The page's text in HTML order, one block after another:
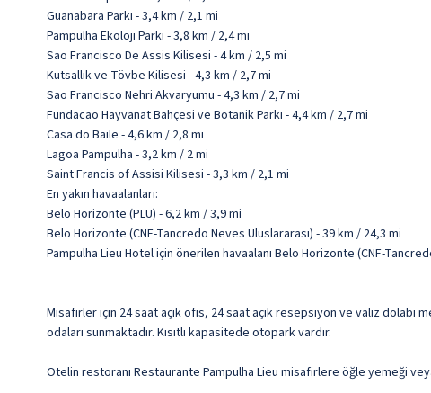
Guanabara Parkı - 3,4 km / 2,1 mi
Pampulha Ekoloji Parkı - 3,8 km / 2,4 mi
Sao Francisco De Assis Kilisesi - 4 km / 2,5 mi
Kutsallık ve Tövbe Kilisesi - 4,3 km / 2,7 mi
Sao Francisco Nehri Akvaryumu - 4,3 km / 2,7 mi
Fundacao Hayvanat Bahçesi ve Botanik Parkı - 4,4 km / 2,7 mi
Casa do Baile - 4,6 km / 2,8 mi
Lagoa Pampulha - 3,2 km / 2 mi
Saint Francis of Assisi Kilisesi - 3,3 km / 2,1 mi
En yakın havaalanları:
Belo Horizonte (PLU) - 6,2 km / 3,9 mi
Belo Horizonte (CNF-Tancredo Neves Uluslararası) - 39 km / 24,3 mi
Pampulha Lieu Hotel için önerilen havaalanı Belo Horizonte (CNF-
Misafirler için 24 saat açık ofis, 24 saat açık resepsiyon ve valiz
odaları sunmaktadır. Kısıtlı kapasitede otopark vardır.
Otelin restoranı Restaurante Pampulha Lieu misafirlere öğle yemeği